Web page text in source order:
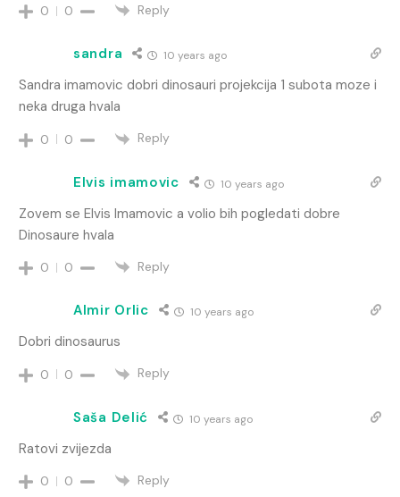
0 0 Reply
sandra 10 years ago
Sandra imamovic dobri dinosauri projekcija 1 subota moze i
neka druga hvala
0 0 Reply
Elvis imamovic 10 years ago
Zovem se Elvis Imamovic a volio bih pogledati dobre
Dinosaure hvala
0 0 Reply
Almir Orlic 10 years ago
Dobri dinosaurus
0 0 Reply
Saša Delić 10 years ago
Ratovi zvijezda
0 0 Reply